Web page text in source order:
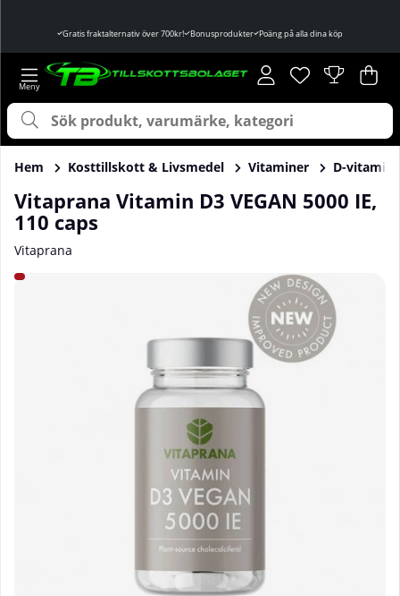
Gratis fraktalternativ över 700kr! Bonusprodukter Poäng på alla dina köp
Önskelista
Antal i
. .
Hem Kosttillskott & Livsmedel Vitaminer D-vitamin
Vitaprana Vitamin D3 VEGAN 5000 IE,
110 caps
Vitaprana
Produktbilder Vitaprana Vitamin D3 VEGAN 5000 IE, 110